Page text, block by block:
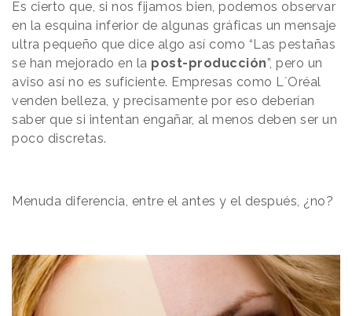
Es cierto que, si nos fijamos bien, podemos observar
en la esquina inferior de algunas gráficas un mensaje
ultra pequeño que dice algo así como “Las pestañas
se han mejorado en la post-producción”, pero un
aviso así no es suficiente. Empresas como L´Oréal
venden belleza, y precisamente por eso deberían
saber que si intentan engañar, al menos deben ser un
poco discretas.
Menuda diferencia, entre el antes y el después, ¿no?